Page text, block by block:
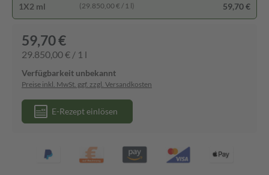
1X2 ml (29.850,00 € / 1 l) 59,70 €
59,70 €
29.850,00 € / 1 l
Verfügbarkeit unbekannt
Preise inkl. MwSt. ggf. zzgl. Versandkosten
E-Rezept einlösen